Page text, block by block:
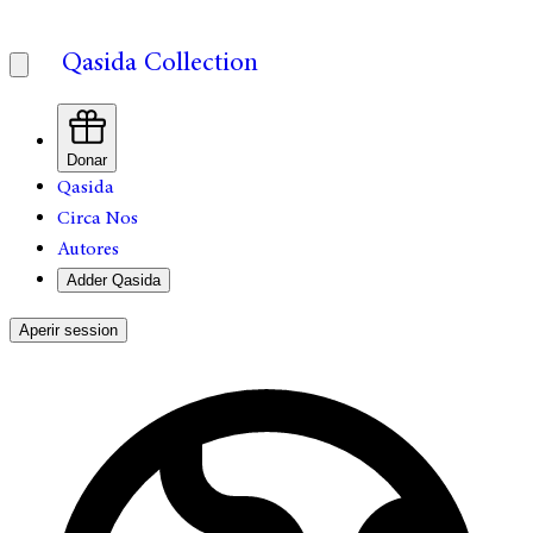
Qasida Collection
Donar
Qasida
Circa Nos
Autores
Adder Qasida
Aperir session